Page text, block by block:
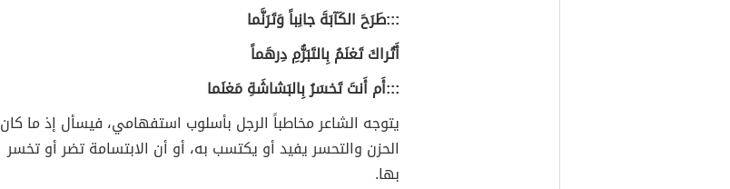
:::طَرَحَ الكَآبَةَ جانِباً وَتَرَنَّما
أَتُراكَ تَغنَمُ بِالتَبَرُّمِ دِرهَماً
:::أَم أَنتَ تَخسَرُ بِالبَشاشَةِ مَغنَما
يتوجه الشاعر مخاطباً الرجل بأسلوب استفهامي، فيسأل إذ ما كان
الحزن والتحسر يفيد أو يكتسب به، أو أن الابتسامة تضر أو تخسر
بها.